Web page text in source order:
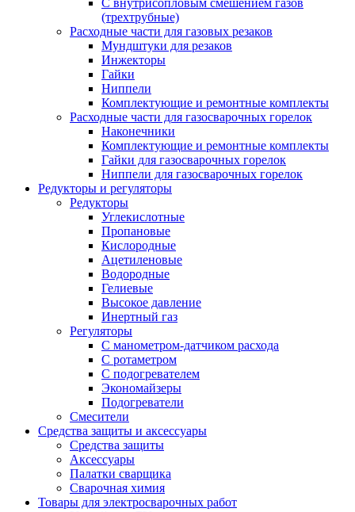
(трехтрубные)
Расходные части для газовых резаков
Мундштуки для резаков
Инжекторы
Гайки
Ниппели
Комплектующие и ремонтные комплекты
Расходные части для газосварочных горелок
Наконечники
Комплектующие и ремонтные комплекты
Гайки для газосварочных горелок
Ниппели для газосварочных горелок
Редукторы и регуляторы
Редукторы
Углекислотные
Пропановые
Кислородные
Ацетиленовые
Водородные
Гелиевые
Высокое давление
Инертный газ
Регуляторы
С манометром-датчиком расхода
С ротаметром
С подогревателем
Экономайзеры
Подогреватели
Смесители
Средства защиты и аксессуары
Средства защиты
Аксессуары
Палатки сварщика
Сварочная химия
Товары для электросварочных работ